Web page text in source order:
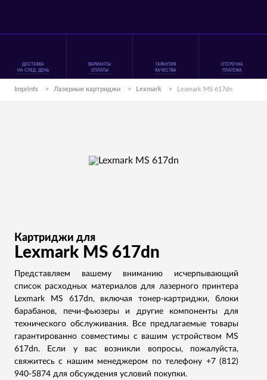
ДОСТАВКА
НА СЛЕД. ДЕНЬ
ВАРИАНТЫ
ОПЛАТЫ
ГАРАНТИЯ
КАЧЕСТВА
ОТСРОЧКА
ПЛАТЕЖА
Imprints > Лазерные картриджи > Lexmark > Lexmark MS 617dn
Картриджи для
Lexmark MS 617dn
Представляем вашему вниманию исчерпывающий
список расходных материалов для лазерного принтера
Lexmark MS 617dn, включая тонер-картриджи, блоки
барабанов, печи-фьюзеры и другие компоненты для
технического обслуживания. Все предлагаемые товары
гарантированно совместимы с вашим устройством MS
617dn. Если у вас возникли вопросы, пожалуйста,
свяжитесь с нашим менеджером по телефону +7 (812)
940-5874 для обсуждения условий покупки.